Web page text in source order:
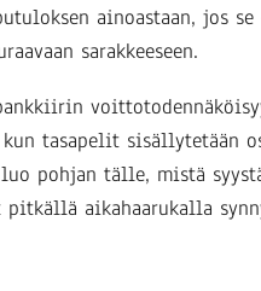
ainoastaan, jos se
sarakkeeseen.
tasapelit sisällytetään
pohjan tälle, mistä
aikahaarukalla